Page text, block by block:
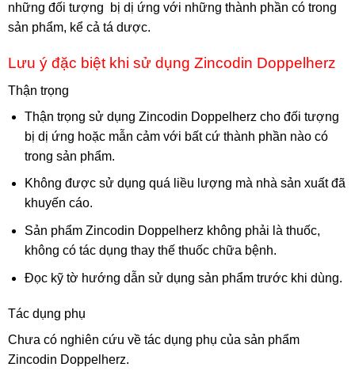
những đối tượng bị dị ứng với những thành phần có trong
sản phẩm, kể cả tá dược.
Lưu ý đặc biệt khi sử dụng Zincodin Doppelherz
Thận trọng
Thận trọng sử dụng Zincodin Doppelherz cho đối tượng
bị dị ứng hoặc mẫn cảm với bất cứ thành phần nào có
trong sản phẩm.
Không được sử dụng quá liều lượng mà nhà sản xuất đã
khuyến cáo.
Sản phẩm Zincodin Doppelherz không phải là thuốc,
không có tác dụng thay thế thuốc chữa bệnh.
Đọc kỹ tờ hướng dẫn sử dụng sản phẩm trước khi dùng.
Tác dụng phụ
Chưa có nghiên cứu về tác dụng phụ của sản phẩm
Zincodin Doppelherz.